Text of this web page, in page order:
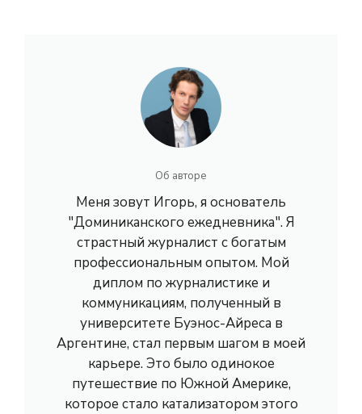
Об авторе
Меня зовут Игорь, я основатель
"Доминиканского ежедневника". Я
страстный журналист с богатым
профессиональным опытом. Мой
диплом по журналистике и
коммуникациям, полученный в
университете Буэнос-Айреса в
Аргентине, стал первым шагом в моей
карьере. Это было одинокое
путешествие по Южной Америке,
которое стало катализатором этого